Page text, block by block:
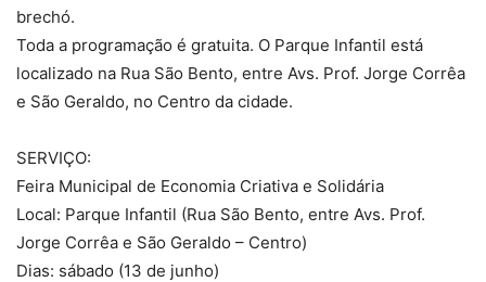
brechó.
Toda a programação é gratuita. O Parque Infantil está
localizado na Rua São Bento, entre Avs. Prof. Jorge Corrêa
e São Geraldo, no Centro da cidade.
SERVIÇO:
Feira Municipal de Economia Criativa e Solidária
Local: Parque Infantil (Rua São Bento, entre Avs. Prof.
Jorge Corrêa e São Geraldo – Centro)
Dias: sábado (13 de junho)